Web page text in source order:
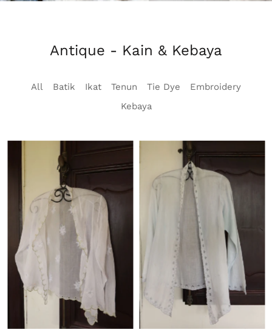
Antique - Kain & Kebaya
All Batik Ikat Tenun Tie Dye
Embroidery
Kebaya